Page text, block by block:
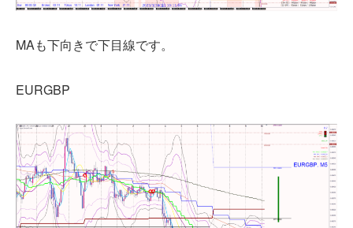
MAも下向きで下目線です。
EURGBP